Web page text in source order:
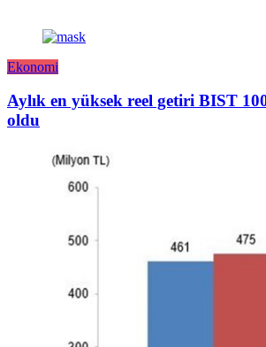
Ekonomi
Aylık en yüksek reel getiri BIST
oldu